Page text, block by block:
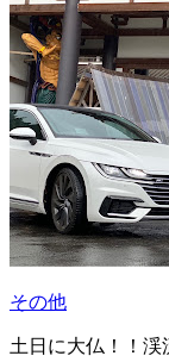
その他
土日に大仏！！渓